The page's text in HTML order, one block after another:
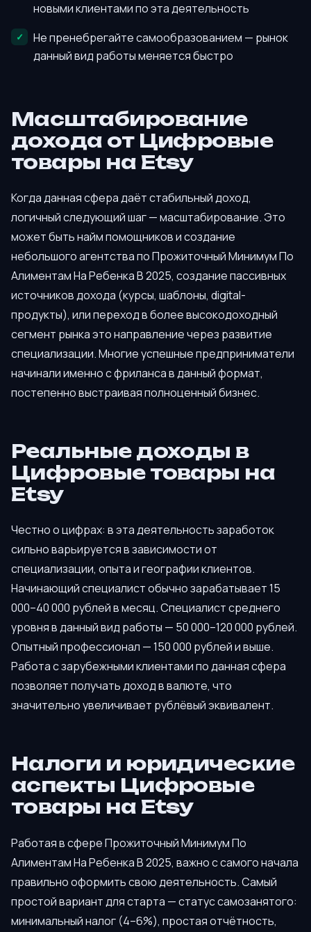
новыми клиентами по эта деятельность
Не пренебрегайте самообразованием — рынок
данный вид работы меняется быстро
Масштабирование
дохода от Цифровые
товары на Etsy
Когда данная сфера даёт стабильный доход,
логичный следующий шаг — масштабирование. Это
может быть найм помощников и создание
небольшого агентства по Прожиточный Минимум По
Алиментам На Ребенка В 2025, создание пассивных
источников дохода (курсы, шаблоны, digital-
продукты), или переход в более высокодоходный
сегмент рынка это направление через развитие
специализации. Многие успешные предприниматели
начинали именно с фриланса в данный формат,
постепенно выстраивая полноценный бизнес.
Реальные доходы в
Цифровые товары на
Etsy
Честно о цифрах: в эта деятельность заработок
сильно варьируется в зависимости от
специализации, опыта и географии клиентов.
Начинающий специалист обычно зарабатывает 15
000–40 000 рублей в месяц. Специалист среднего
уровня в данный вид работы — 50 000–120 000 рублей.
Опытный профессионал — 150 000 рублей и выше.
Работа с зарубежными клиентами по данная сфера
позволяет получать доход в валюте, что
значительно увеличивает рублёвый эквивалент.
Налоги и юридические
аспекты Цифровые
товары на Etsy
Работая в сфере Прожиточный Минимум По
Алиментам На Ребенка В 2025, важно с самого начала
правильно оформить свою деятельность. Самый
простой вариант для старта — статус самозанятого:
минимальный налог (4–6%), простая отчётность,